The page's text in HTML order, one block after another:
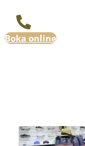
Boka online